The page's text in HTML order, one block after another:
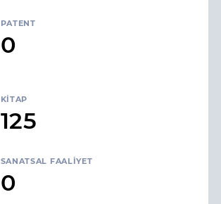
PATENT
0
KITAP
125
SANATSAL FAALIYET
0